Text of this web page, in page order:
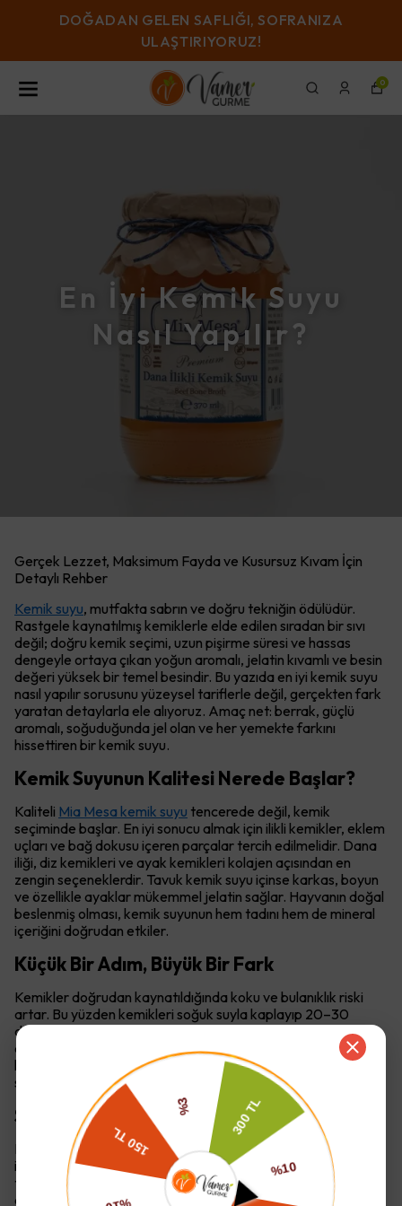
DOĞADAN GELEN SAFLIĞI, SOFRANIZA
ULAŞTIRIYORUZ!
0
En İyi Kemik Suyu
Nasıl Yapılır?
Gerçek Lezzet, Maksimum Fayda ve Kusursuz Kıvam İçin
Detaylı Rehber
Kemik suyu, mutfakta sabrın ve doğru tekniğin ödülüdür.
Rastgele kaynatılmış kemiklerle elde edilen sıradan bir sıvı
değil; doğru kemik seçimi, uzun pişirme süresi ve hassas
dengeyle ortaya çıkan yoğun aromalı, jelatin kıvamlı ve besin
değeri yüksek bir temel besindir. Bu yazıda en iyi kemik suyu
nasıl yapılır sorusunu yüzeysel tariflerle değil, gerçekten fark
yaratan detaylarla ele alıyoruz. Amaç net: berrak, güçlü
aromalı, soğuduğunda jel olan ve her yemekte farkını
hissettiren bir kemik suyu.
Kemik Suyunun Kalitesi Nerede Başlar?
Kaliteli Mia Mesa kemik suyu tencerede değil, kemik
seçiminde başlar. En iyi sonucu almak için ilikli kemikler, eklem
uçları ve bağ dokusu içeren parçalar tercih edilmelidir. Dana
iliği, diz kemikleri ve ayak kemikleri kolajen açısından en
zengin seçeneklerdir. Tavuk kemik suyu içinse karkas, boyun
ve özellikle ayaklar mükemmel jelatin sağlar. Hayvanın doğal
beslenmiş olması, kemik suyunun hem tadını hem de mineral
içeriğini doğrudan etkiler.
Küçük Bir Adım, Büyük Bir Fark
Kemikler doğrudan kaynatıldığında koku ve bulanıklık riski
artar. Bu yüzden kemikleri soğuk suyla kaplayıp 20–30
dakika bekletmek, ardından bu suyu döküp kemikleri
durulamak kritik bir adımdır. Bu işlem kemiklerdeki kan
kalıntılarını temizler ve kemik suyunun daha berrak olmasını
sağlar. Profesyonel mutfaklarda bu adım asla atlanmaz.
Sirke Detayı: Tad İçin Değil, Fayda İçin
Kemik suyu yapımında kullanılan elma sirkesi lezzet vermek
için değil, mineralleri açığa çıkarmak içindir. Kemikler
tencereye alındıktan sonra üzerini geçecek kadar soğuk su
eklenir ve 1–2 yemek kaşığı elma sirkesi ilave edilerek 30